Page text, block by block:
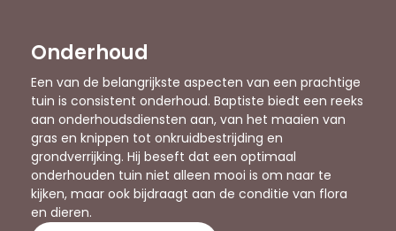
Onderhoud
Een van de belangrijkste aspecten van een prachtige
tuin is consistent onderhoud. Baptiste biedt een reeks
aan onderhoudsdiensten aan, van het maaien van
gras en knippen tot onkruidbestrijding en
grondverrijking. Hij beseft dat een optimaal
onderhouden tuin niet alleen mooi is om naar te
kijken, maar ook bijdraagt aan de conditie van flora
en dieren.